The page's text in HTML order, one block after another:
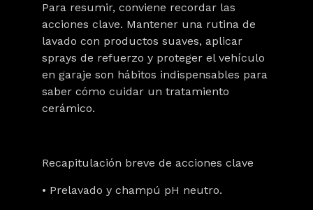
Para resumir, conviene recordar las
acciones clave. Mantener una rutina de
lavado con productos suaves, aplicar
sprays de refuerzo y proteger el vehículo
en garaje son hábitos indispensables para
saber cómo cuidar un tratamiento
cerámico.
Recapitulación breve de acciones clave
• Prelavado y champú pH neutro.